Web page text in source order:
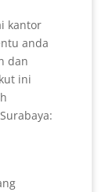
kantor
anda
dan
ini